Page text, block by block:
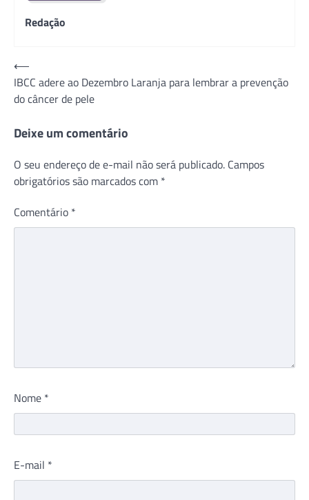
Redação
Navegação
de
Post
⟵
IBCC adere ao Dezembro Laranja para lembrar a prevenção
do câncer de pele
Deixe um comentário
O seu endereço de e-mail não será publicado. Campos
obrigatórios são marcados com *
Comentário *
Nome *
E-mail *